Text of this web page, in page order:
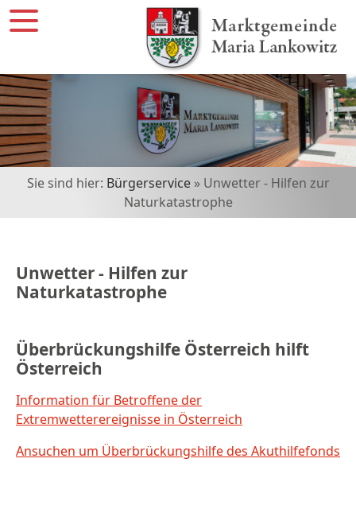
Sie sind hier: Bürgerservice» Unwetter - Hilfen zur
Naturkatastrophe
Unwetter - Hilfen zur
Naturkatastrophe
Überbrückungshilfe Österreich hilft
Österreich
Information für Betroffene der
Extremwetterereignisse in Österreich
Ansuchen um Überbrückungshilfe des Akuthilfefonds